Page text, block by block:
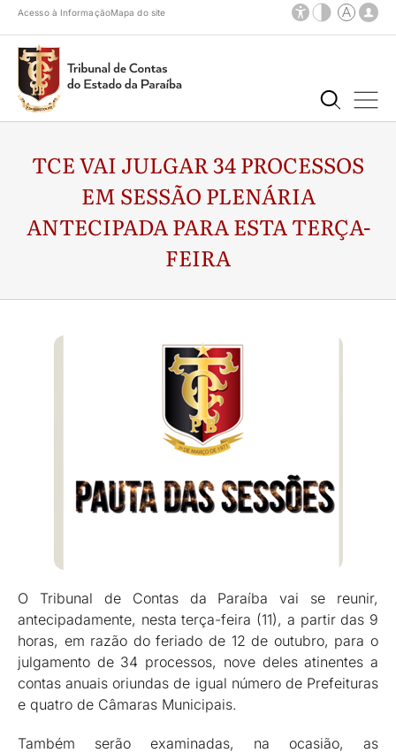
Acesso à InformaçãoMapa do site
TCE VAI JULGAR 34 PROCESSOS
EM SESSÃO PLENÁRIA
ANTECIPADA PARA ESTA TERÇA-
FEIRA
O Tribunal de Contas da Paraíba vai se reunir,
antecipadamente, nesta terça-feira (11), a partir das 9
horas, em razão do feriado de 12 de outubro, para o
julgamento de 34 processos, nove deles atinentes a
contas anuais oriundas de igual número de Prefeituras
e quatro de Câmaras Municipais.
Também serão examinadas, na ocasião, as